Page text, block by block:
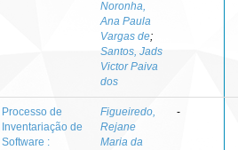
Noronha,
Ana Paula
Vargas de;
Santos, Jads
Victor Paiva
dos
Processo de
Inventariação de
Software :
Figueiredo,
Rejane
Maria da
-